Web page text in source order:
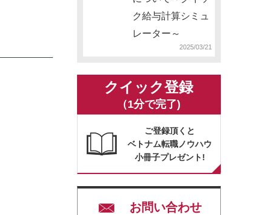
ク給与計算シミュ
レーター～
2025/03/21
クイック登録
（1分で完了)
ご登録頂くと
ベトナム転職ノウハウ
小冊子プレゼント!
お問い合わせ